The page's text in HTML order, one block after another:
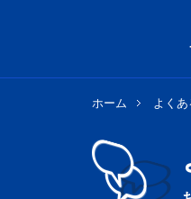
ホーム よく